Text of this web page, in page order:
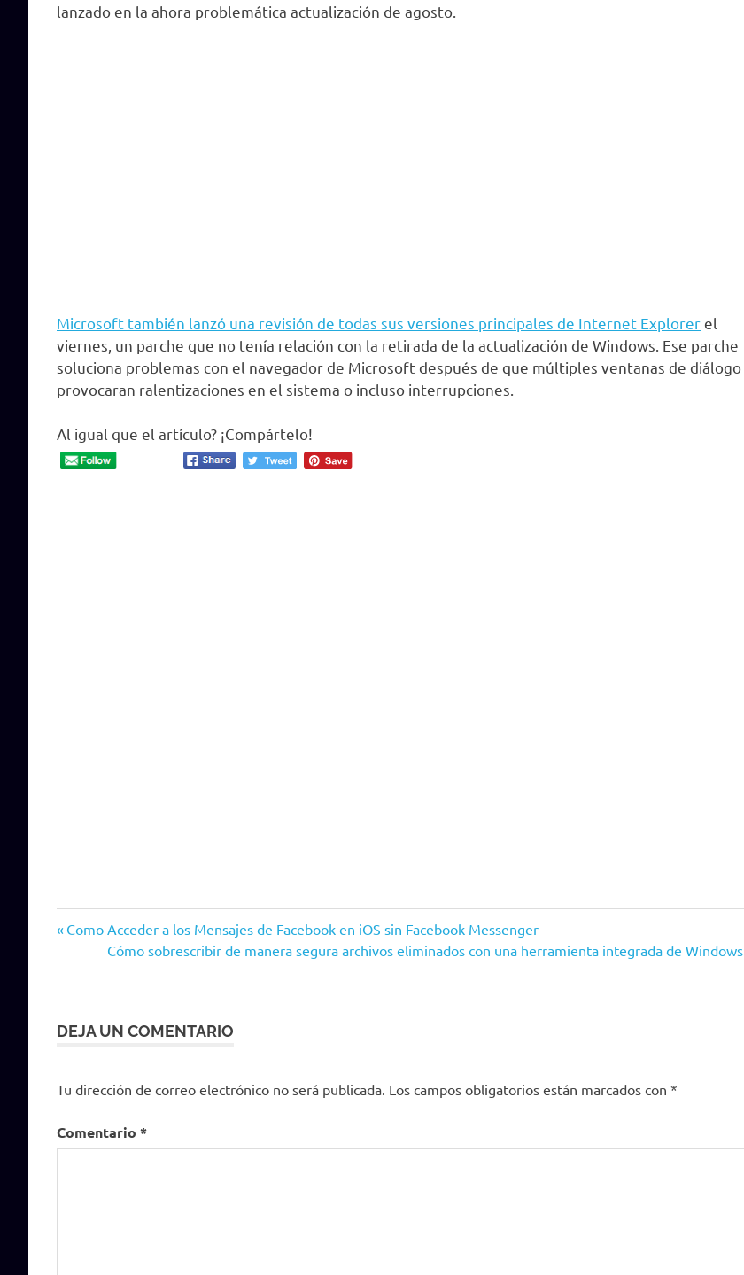
lanzado en la ahora problemática actualización de agosto.
Microsoft también lanzó una revisión de todas sus versiones principales de Internet Explorer el
viernes, un parche que no tenía relación con la retirada de la actualización de Windows. Ese parche
soluciona problemas con el navegador de Microsoft después de que múltiples ventanas de diálogo
provocaran ralentizaciones en el sistema o incluso interrupciones.
Al igual que el artículo? ¡Compártelo!
Windows
Navegación
de
Entrada
anterior:
Como Acceder a los Mensajes de Facebook en iOS sin Facebook Messenger
Siguiente
entrada:
Cómo sobrescribir de manera segura archivos eliminados con una herramienta integrada de Windows
DEJA UN COMENTARIO
Tu dirección de correo electrónico no será publicada. Los campos obligatorios están marcados con *
Comentario *